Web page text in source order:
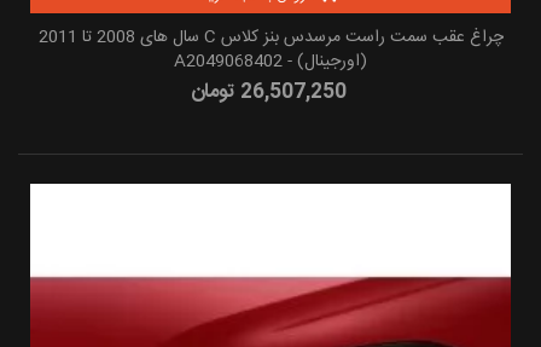
چراغ عقب سمت راست مرسدس بنز کلاس C سال های 2008 تا 2011
(اورجینال) - A2049068402
26,507,250 تومان